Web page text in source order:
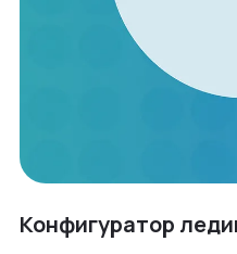
Конфигуратор